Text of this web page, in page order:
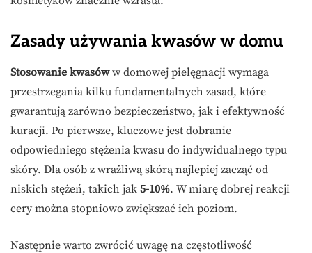
Zasady używania kwasów w domu
Stosowanie kwasóww domowej pielęgnacji wymaga
przestrzegania kilku fundamentalnych zasad, które
gwarantują zarówno bezpieczeństwo, jak i efektywność
kuracji. Po pierwsze, kluczowe jest dobranie
odpowiedniego stężenia kwasu do indywidualnego typu
skóry. Dla osób z wrażliwą skórą najlepiej zacząć od
niskich stężeń, takich jak 5-10%. W miarę dobrej reakcji
cery można stopniowo zwiększać ich poziom.
Następnie warto zwrócić uwagę na częstotliwość